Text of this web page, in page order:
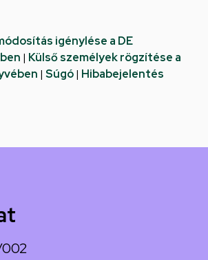
igénylése a DE
| Külső személyek rögzítése a
| Súgó| Hibabejelentés